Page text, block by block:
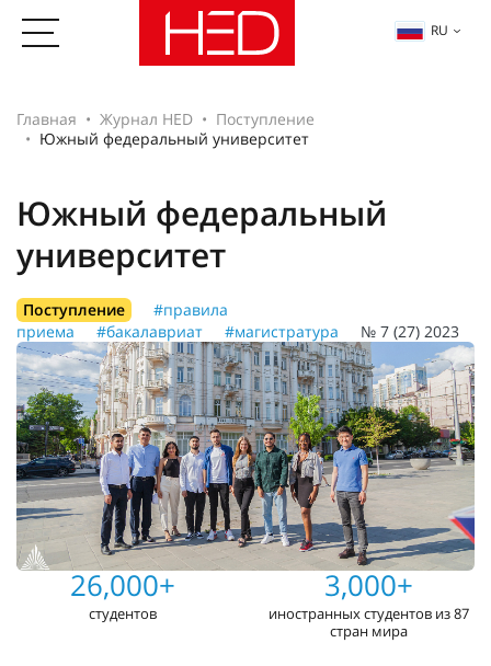
RU
Главная Журнал HED
Поступление
Южный федеральный университет
Южный федеральный
университет
Поступление
#правила
приема
#бакалавриат #магистратура № 7 (27) 2023
26,000+
студентов
3,000+
иностранных студентов из 87
стран мира